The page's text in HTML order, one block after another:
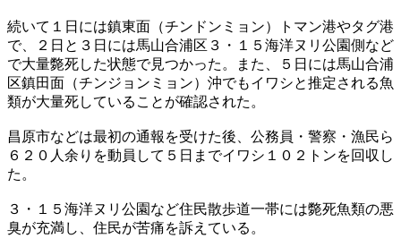
続いて１日には鎮東面（チンドンミョン）トマン港やタグ港
で、２日と３日には馬山合浦区３・１５海洋ヌリ公園側など
で大量斃死した状態で見つかった。また、５日には馬山合浦
区鎮田面（チンジョンミョン）沖でもイワシと推定される魚
類が大量死していることが確認された。
昌原市などは最初の通報を受けた後、公務員・警察・漁民ら
６２０人余りを動員して５日までイワシ１０２トンを回収し
た。
３・１５海洋ヌリ公園など住民散歩道一帯には斃死魚類の悪
臭が充満し、住民が苦痛を訴えている。